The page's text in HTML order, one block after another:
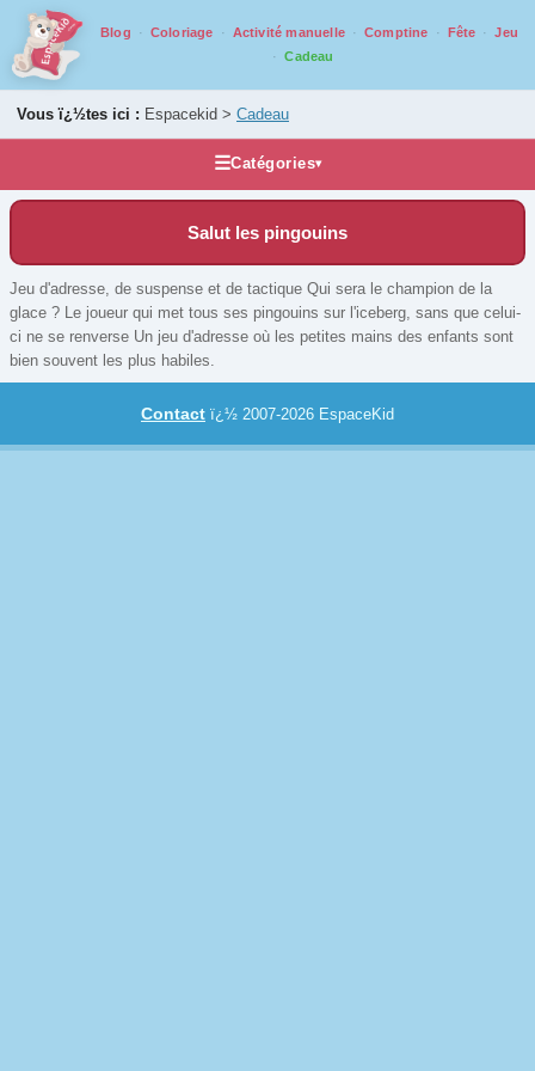
Blog Coloriage Activité manuelle Comptine Fête
Jeu
Cadeau
Vous ï¿½tes ici : Espacekid > Cadeau
☰Catégories▾
Idée cadeau
Accessoires et compléments
Casse tête
Grands classiques
Jeux de voyage
Salut les pingouins
Jeu d'adresse, de suspense et de tactique Qui sera le champion de la
glace ? Le joueur qui met tous ses pingouins sur l'iceberg, sans que celui-
ci ne se renverse Un jeu d'adresse où les petites mains des enfants sont
bien souvent les plus habiles.
Contact ï¿½ 2007-2026 EspaceKid